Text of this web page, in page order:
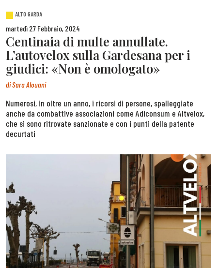
ALTO GARDA
martedì 27 Febbraio, 2024
Centinaia di multe annullate.
L’autovelox sulla Gardesana per i
giudici: «Non è omologato»
diSara Alouani
Numerosi, in oltre un anno, i ricorsi di persone, spalleggiate
anche da combattive associazioni come Adiconsum e Altvelox,
che si sono ritrovate sanzionate e con i punti della patente
decurtati